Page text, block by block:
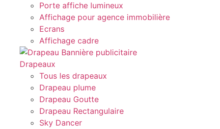
Porte affiche lumineux
Affichage pour agence immobilière
Ecrans
Affichage cadre
Drapeaux
Tous les drapeaux
Drapeau plume
Drapeau Goutte
Drapeau Rectangulaire
Sky Dancer